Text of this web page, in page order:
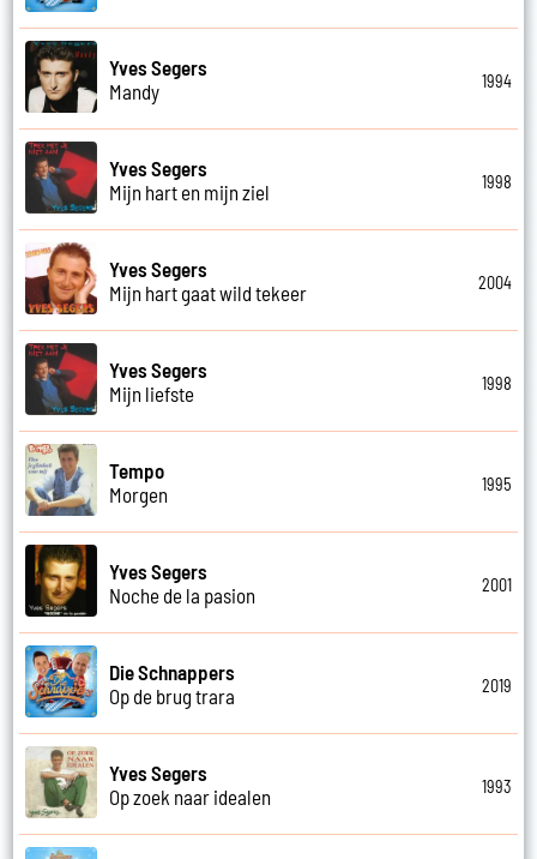
Yves Segers
Mandy
1994
Yves Segers
Mijn hart en mijn ziel
1998
Yves Segers
Mijn hart gaat wild tekeer
2004
Yves Segers
Mijn liefste
1998
Tempo
Morgen
1995
Yves Segers
Noche de la pasion
2001
Die Schnappers
Op de brug trara
2019
Yves Segers
Op zoek naar idealen
1993